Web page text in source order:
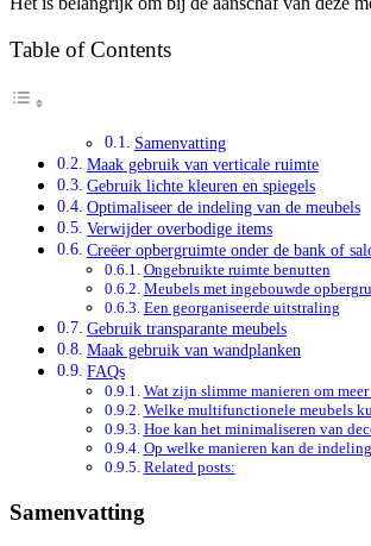
Table of Contents
Samenvatting
Maak gebruik van verticale ruimte
Gebruik lichte kleuren en spiegels
Optimaliseer de indeling van de meubels
Verwijder overbodige items
Creëer opbergruimte onder de bank of
Ongebruikte ruimte benutten
Meubels met ingebouwde
Een georganiseerde uitstraling
Gebruik transparante meubels
Maak gebruik van wandplanken
FAQs
Wat zijn slimme manieren om
Welke multifunctionele meubels
Hoe kan het minimaliseren van
Op welke manieren kan de
Related posts:
Samenvatting